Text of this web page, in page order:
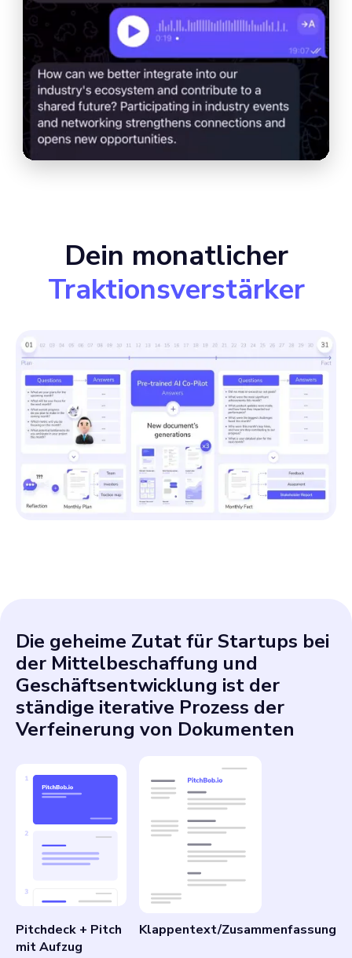
Dein monatlicher
Traktionsverstärker
Die geheime Zutat für Startups bei
der Mittelbeschaffung und
Geschäftsentwicklung ist der
ständige iterative Prozess der
Verfeinerung von Dokumenten
Pitchdeck + Pitch
mit Aufzug
Klappentext/Zusammenfassung